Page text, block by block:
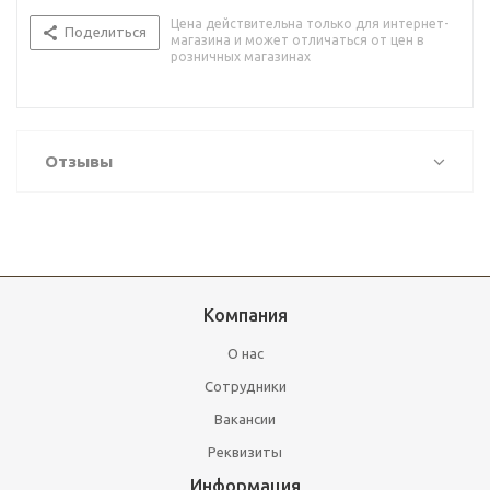
Поделиться
Цена действительна только для интернет-
магазина и может отличаться от цен в
розничных магазинах
Отзывы
Компания
О нас
Сотрудники
Вакансии
Реквизиты
Информация